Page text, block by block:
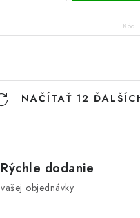
Kód:
NAČÍTAŤ 12
Rýchle dodanie
vašej objednávky